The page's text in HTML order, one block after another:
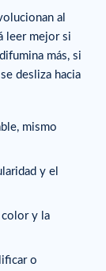
al
leer mejor si
más, si
desliza hacia
mismo
y el
color y la
o